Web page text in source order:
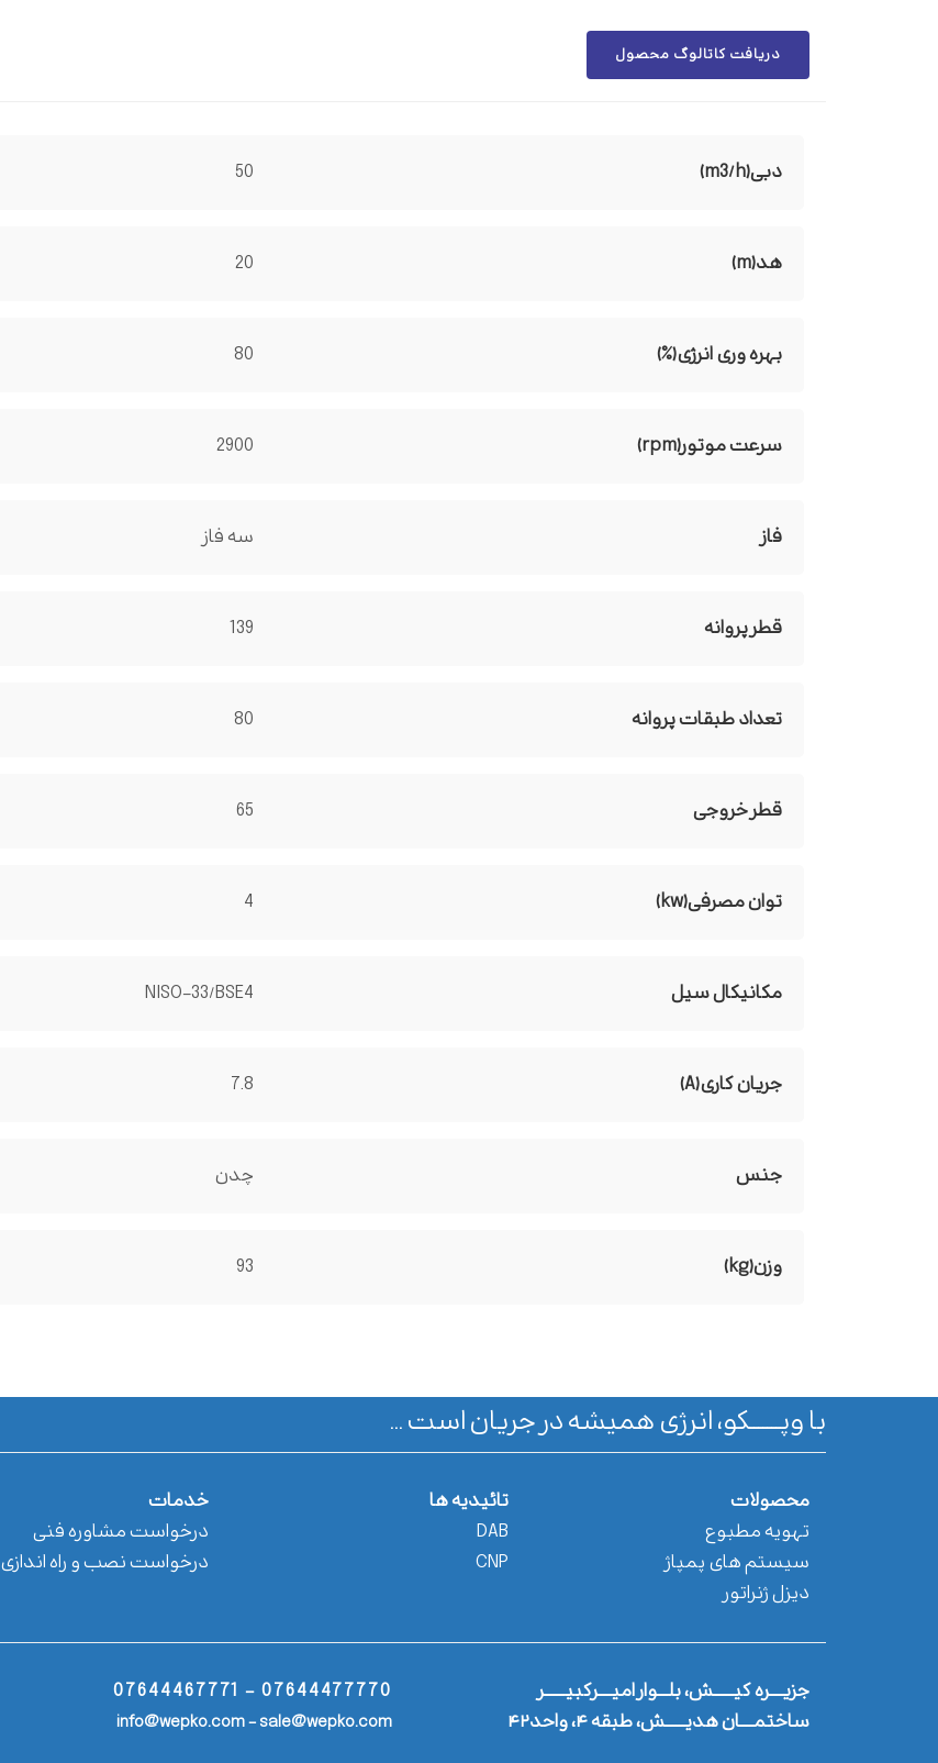
دریافت کاتالوگ محصول
دبی(m3/h) 50
هد(m) 20
بهره وری انرژی(%) 80
سرعت موتور(rpm) 2900
فاز سه فاز
قطر پروانه 139
تعداد طبقات پروانه 80
قطر خروجی 65
توان مصرفی(kw) 4
مکانیکال سیل NISO-33/BSE4
جریان کاری(A) 7.8
جنس چدن
وزن(kg) 93
با وپـــــــکو، انرژی همیشه در جریان است ...
محصولات
تهویه مطبوع
سیستم های پمپاژ
دیزل ژنراتور
تائیدیه ها
DAB
CNP
خدمات
درخواست مشاوره فنی
درخواست نصب و راه اندازی
07644477770 - 07644467771
info@wepko.com - sale@wepko.com
جزیــــره کیــــــش، بلـــوار امیــــرکبیــــــر
ساختمــــان هدیــــــش، طبقه ۴، واحد۴۲